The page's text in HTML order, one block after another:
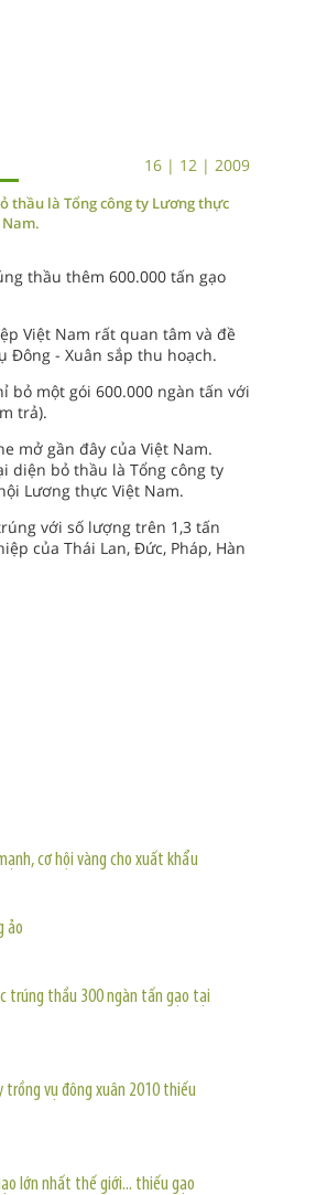
16 | 12 | 2009
thầu là Tổng công ty Lương thực
thầu thêm 600.000 tấn gạo
Việt Nam rất quan tâm và đề
Đông - Xuân sắp thu hoạch.
bỏ một gói 600.000 ngàn tấn với
trả).
mở gần đây của Việt Nam.
diện bỏ thầu là Tổng công ty
Lương thực Việt Nam.
với số lượng trên 1,3 tấn
của Thái Lan, Đức, Pháp, Hàn
cơ hội vàng cho xuất khẩu
ảo
trúng thầu 300 ngàn tấn gạo tại
trồng vụ đông xuân 2010 thiếu
lớn nhất thế giới... thiếu gạo